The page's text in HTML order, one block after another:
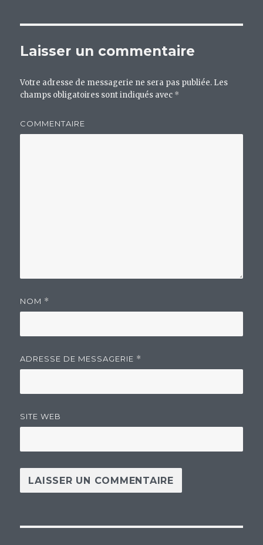
Laisser un commentaire
Votre adresse de messagerie ne sera pas publiée. Les
champs obligatoires sont indiqués avec *
COMMENTAIRE
NOM *
ADRESSE DE MESSAGERIE *
SITE WEB